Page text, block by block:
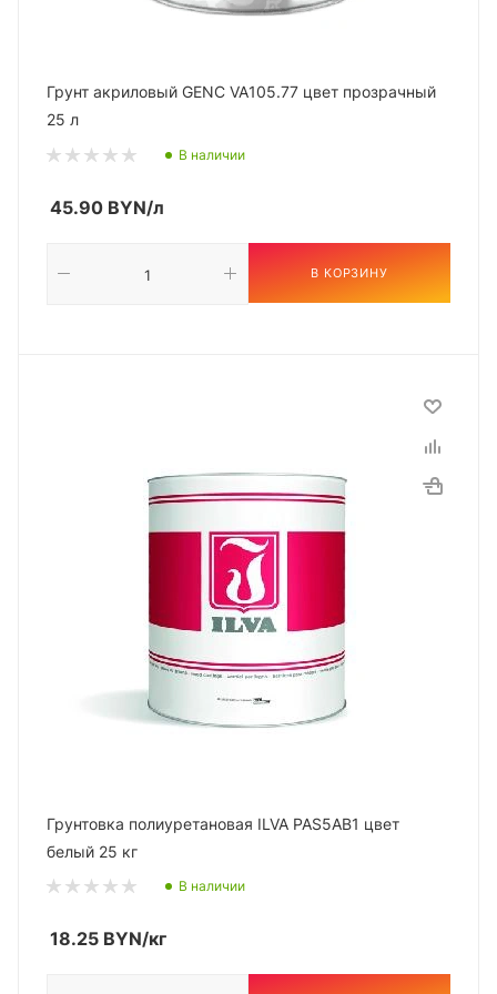
Грунт акриловый GENC VA105.77 цвет прозрачный
25 л
В наличии
45.90 BYN/л
В КОРЗИНУ
Грунтовка полиуретановая ILVA PAS5AB1 цвет
белый 25 кг
В наличии
18.25 BYN/кг